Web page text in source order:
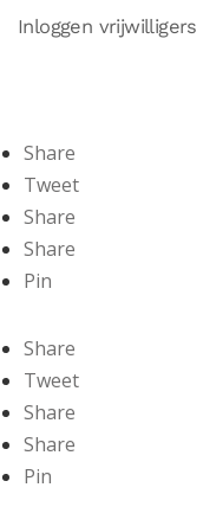
Inloggen vrijwilligers
Share
Tweet
Share
Share
Pin
Share
Tweet
Share
Share
Pin